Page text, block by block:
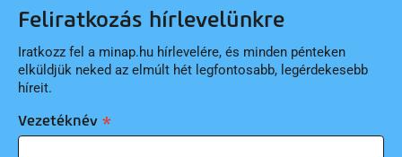
Feliratkozás hírlevelünkre
Iratkozz fel a minap.hu hírlevelére, és minden pénteken
elküldjük neked az elmúlt hét legfontosabb, legérdekesebb
híreit.
Vezetéknév